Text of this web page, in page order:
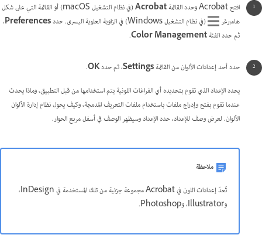
افتح Acrobat وحدد القائمة Acrobat
(في نظام التشغيل macOS) أو القائمة التي على شكل
هامبرغر
(في نظام التشغيل Windows) في الزاوية العلوية اليسرى. حدد Preferences،
ثم حدد الفئةColor Management
.
حدد أحد إعدادات الألوان من القائمةSettings، ثم حددOK
.
يحدد الإعداد الذي تقوم بتحديده أي الفراغات اللونية يتم استخدامها من قبل التطبيق، وماذا يحدث
عندما تقوم بفتح وإدراج ملفات باستخدام ملفات التعريف المدمجة، وكيف يحول نظام إدارة الألوان
الألوان. لعرض وصف للإعداد، حدد الإعداد وسيظهر الوصف في أسفل مربع الحوار.
ملاحظة
تُعدّ إعدادات اللون في Acrobat مجموعة جزئية من تلك المستخدمة في InDesign،
وIllustrator، وPhotoshop.